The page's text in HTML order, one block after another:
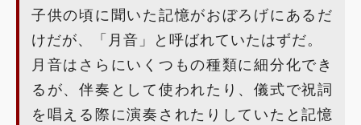
子供の頃に聞いた記憶がおぼろげにあるだ
けだが、「月音」と呼ばれていたはずだ。
月音はさらにいくつもの種類に細分化でき
るが、伴奏として使われたり、儀式で祝詞
を唱える際に演奏されたりしていたと記憶